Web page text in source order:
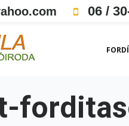
06 /